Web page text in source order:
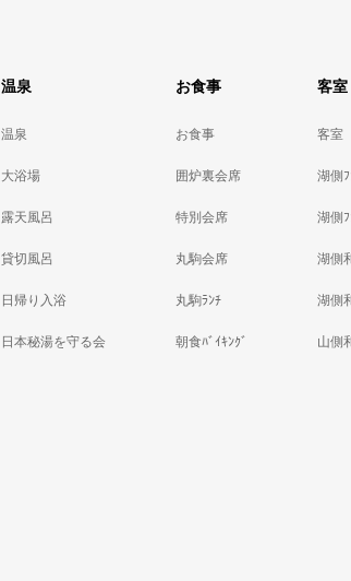
温泉
温泉
大浴場
露天風呂
貸切風呂
日帰り入浴
日本秘湯を守る会
お食事
お食事
囲炉裏会席
特別会席
丸駒会席
丸駒ﾗﾝﾁ
朝食ﾊﾞｲｷﾝｸﾞ
客室
客室
湖側
湖側
湖側
湖側
山側